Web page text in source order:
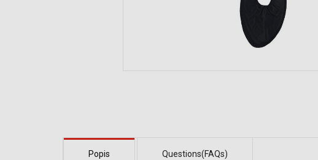
Popis Questions(FAQs)